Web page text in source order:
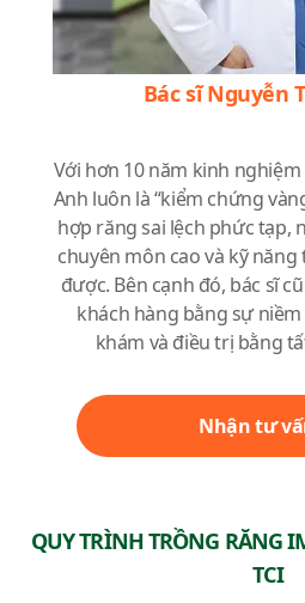
Bác sĩ Nguyễn
Với hơn 10 năm kinh nghiệm
Anh luôn là “kiểm chứng
hợp răng sai lệch phức tạp,
chuyên môn cao và kỹ
được. Bên cạnh đó, bác sĩ
khách hàng bằng sự
khám và điều trị bằng
Nhận tư
QUY TRÌNH TRỒNG RĂNG
TCI